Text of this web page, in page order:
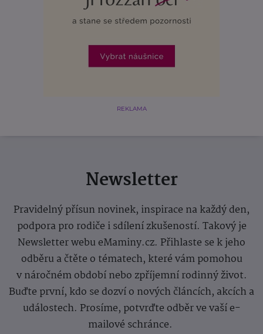
REKLAMA
Newsletter
Pravidelný přísun novinek, inspirace na každý den,
podpora pro rodiče i sdílení zkušeností. Takový je
Newsletter webu eMaminy.cz. Přihlaste se k jeho
odběru a čtěte o tématech, které vám pomohou
v náročném období nebo zpříjemní rodinný život.
Buďte první, kdo se dozví o nových článcích, akcích a
událostech. Prosíme, potvrďte odběr ve vaší e-
mailové schránce.